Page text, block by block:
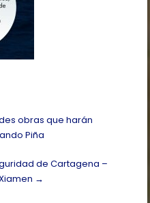
obras que harán
Piña
de Cartagena –
→